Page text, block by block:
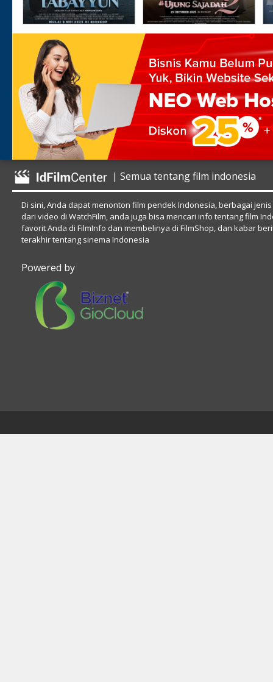
| Semua tentang film indonesia
Di sini, Anda dapat menonton film pendek Indonesia, berbagai
dari video di WatchFilm, anda juga bisa mencari info tentang film
favorit Anda di FilmInfo dan membelinya di FilmShop, dan kabar
terakhir tentang sinema Indonesia
Powered by